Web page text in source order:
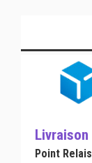
Point